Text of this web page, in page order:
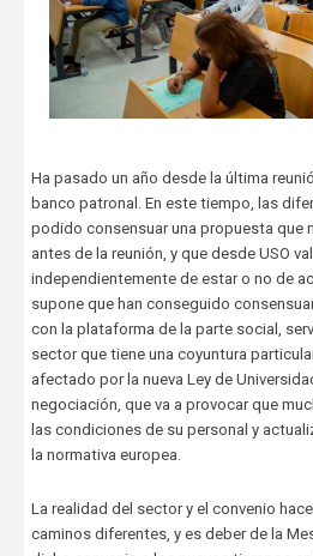
Ha pasado un año desde la última
banco patronal. En este tiempo, las
podido consensuar una propuesta que
antes de la reunión, y que desde USO
independientemente de estar o no de
supone que han conseguido
con la plataforma de la parte social,
sector que tiene una coyuntura
afectado por la nueva Ley de
negociación, que va a provocar que
las condiciones de su personal y
la normativa europea.
La realidad del sector y el convenio
caminos diferentes, y es deber de la